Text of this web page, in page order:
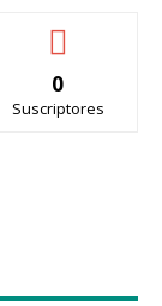
0
Suscriptores